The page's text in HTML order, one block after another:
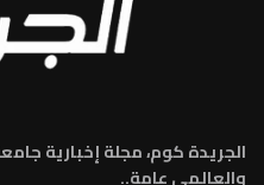
الجريدة كوم، مجلة إخبارية
والعالمي عامة..